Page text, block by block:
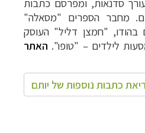
מחבר הספרים "מסאלה"
בהודו, "חמצן דליל" העוסק
לילדים – "טופו". האתר
כתבות נוספות של יותם